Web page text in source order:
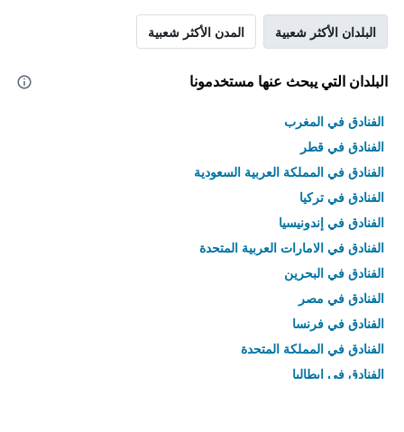
البلدان الأكثر شعبية المدن الأكثر شعبية
البلدان التي يبحث عنها مستخدمونا
الفنادق في المغرب
الفنادق في قطر
الفنادق في المملكة العربية السعودية
الفنادق في تركيا
الفنادق في إندونيسيا
الفنادق في الامارات العربية المتحدة
الفنادق في البحرين
الفنادق في مصر
الفنادق في فرنسا
الفنادق في المملكة المتحدة
الفنادق في إيطاليا